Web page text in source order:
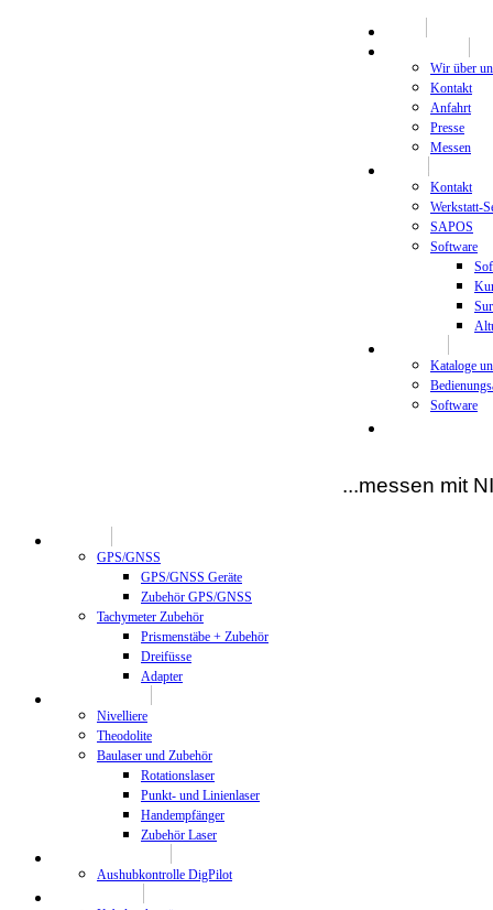
Wir über
Kontakt
Anfahrt
Presse
Messen
Kontakt
Werkstatt-
SAPOS
Software
Kataloge
Software
...messen mit
GPS/GNSS
GPS/GNSS Geräte
Zubehör GPS/GNSS
Tachymeter Zubehör
Prismenstäbe + Zubehör
Dreifüsse
Adapter
Nivelliere
Theodolite
Baulaser und Zubehör
Rotationslaser
Punkt- und Linienlaser
Handempfänger
Zubehör Laser
Aushubkontrolle DigPilot